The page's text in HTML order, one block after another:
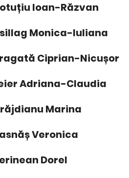
Ioan-Răzvan
Monica-Iuliana
Ciprian-Nicușor
Adriana-Claudia
Marina
Veronica
Dorel